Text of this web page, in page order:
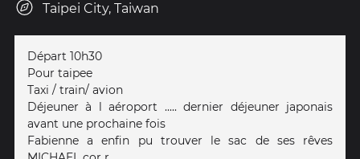
Taipei City, Taiwan
Départ 10h30
Pour taipee
Taxi / train/ avion
Déjeuner à l aéroport ..... dernier déjeuner japonais
avant une prochaine fois
Fabienne a enfin pu trouver le sac de ses rêves